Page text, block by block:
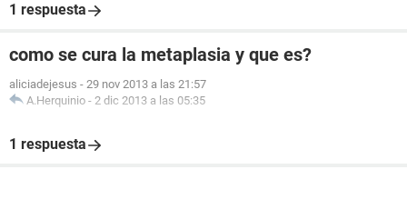
1 respuesta
como se cura la metaplasia y que es?
aliciadejesus - 29 nov 2013 a las 21:57
A.Herquinio - 2 dic 2013 a las 05:35
1 respuesta